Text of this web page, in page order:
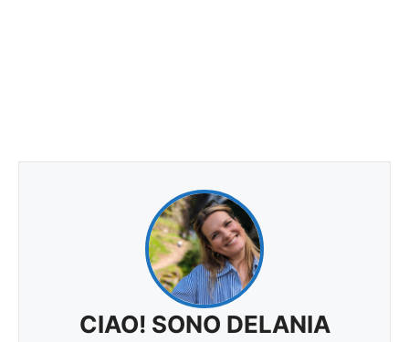
CIAO! SONO DELANIA